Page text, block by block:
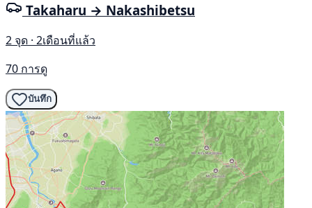
Takaharu → Nakashibetsu
2 จุด · 2เดือนที่แล้ว
70 การดู
บันทึก